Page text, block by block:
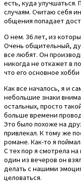
есть, куда
случаям. Считаю себя
общения попадает
О нем. 36 лет, из
Очень общительный,
все любят. Он
никогда не откажет в
что его основное
Как все началось, я и
небольшие знаки
остальных, просто
больше времени
Это было похоже на
привлекал. К тому же
романе. Как-то я
С тех пор я смотрела
один из вечеров он
делать с нашими
целоваться.